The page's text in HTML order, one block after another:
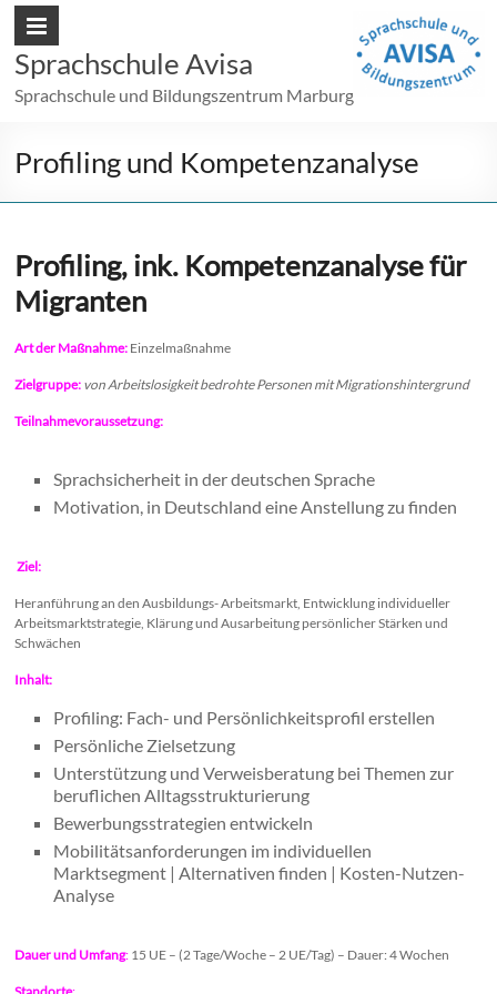
Sprachschule Avisa
Sprachschule und Bildungszentrum Marburg
Profiling und Kompetenzanalyse
Profiling, ink. Kompetenzanalyse für
Migranten
Art der Maßnahme: Einzelmaßnahme
Zielgruppe: von Arbeitslosigkeit bedrohte Personen mit Migrationshintergrund
Teilnahmevoraussetzung:
Sprachsicherheit in der deutschen Sprache
Motivation, in Deutschland eine Anstellung zu finden
Ziel:
Heranführung an den Ausbildungs- Arbeitsmarkt, Entwicklung individueller
Arbeitsmarktstrategie, Klärung und Ausarbeitung persönlicher Stärken und
Schwächen
Inhalt:
Profiling: Fach- und Persönlichkeitsprofil erstellen
Persönliche Zielsetzung
Unterstützung und Verweisberatung bei Themen zur
beruflichen Alltagsstrukturierung
Bewerbungsstrategien entwickeln
Mobilitätsanforderungen im individuellen
Marktsegment | Alternativen finden | Kosten-Nutzen-
Analyse
Dauer und Umfang: 15 UE – (2 Tage/Woche – 2 UE/Tag) – Dauer: 4 Wochen